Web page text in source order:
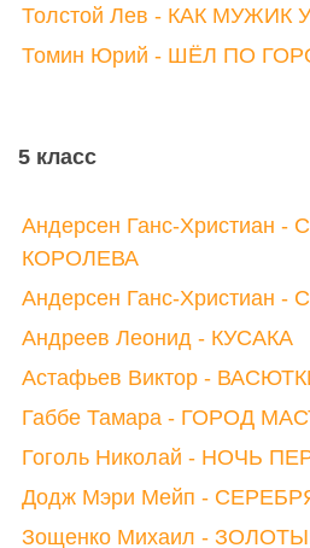
Толстой Лев - КАК МУЖИК
Томин Юрий - ШЁЛ ПО
5 класс
Андерсен Ганс-Христиан
КОРОЛЕВА
Андерсен Ганс-Христиан
Андреев Леонид - КУСАКА
Астафьев Виктор -
Габбе Тамара - ГОРОД
Гоголь Николай - НОЧЬ
Додж Мэри Мейп -
Зощенко Михаил -